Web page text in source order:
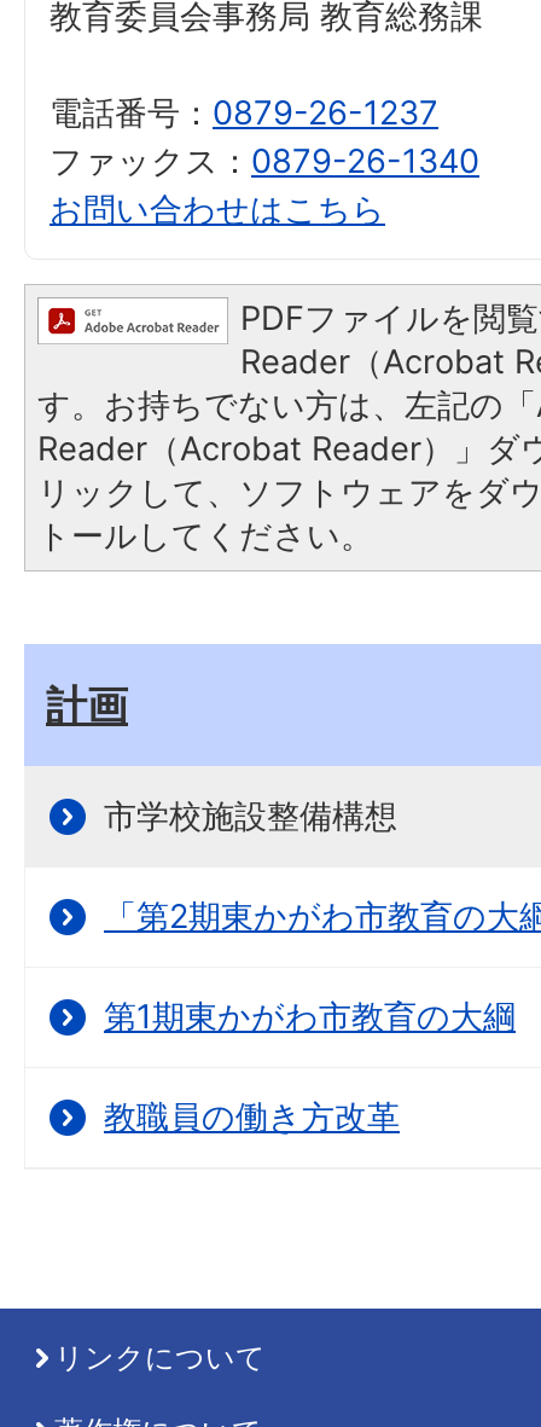
教育委員会事務局 教育総務課
電話番号： 0879-26-1237
ファックス： 0879-26-1340
お問い合わせはこちら
PDFファイルを閲
Reader（Acrobat
す。お持ちでない方は、左記の
Reader（Acrobat Reader）」ダ
リックして、ソフトウェアをダ
トールしてください。
計画
市学校施設整備構想
「第2期東かがわ市教育の
第1期東かがわ市教育の大綱
教職員の働き方改革
リンクについて